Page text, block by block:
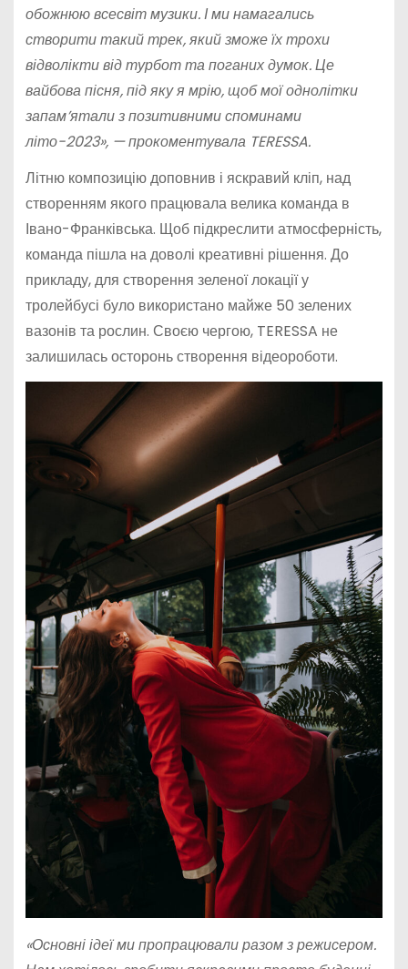
обожнюю всесвіт музики. І ми намагались
створити такий трек, який зможе їх трохи
відволікти від турбот та поганих думок. Це
вайбова пісня, під яку я мрію, щоб мої однолітки
запам’ятали з позитивними споминами
літо-2023», — прокоментувала TERESSA.
Літню композицію доповнив і яскравий кліп, над
створенням якого працювала велика команда в
Івано-Франківська. Щоб підкреслити атмосферність,
команда пішла на доволі креативні рішення. До
прикладу, для створення зеленої локації у
тролейбусі було використано майже 50 зелених
вазонів та рослин. Своєю чергою, TERESSA не
залишилась осторонь створення відеороботи.
«Основні ідеї ми пропрацювали разом з режисером.